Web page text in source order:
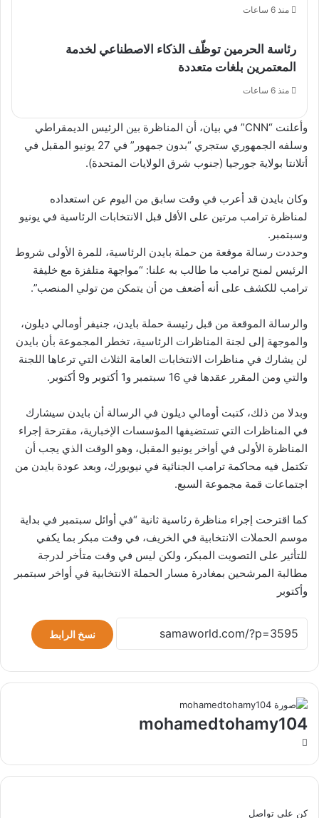
منذ 6 ساعات
رئاسة الحرمين توظّف الذكاء الاصطناعي لخدمة
المعتمرين بلغات متعددة
منذ 6 ساعات
وأعلنت “CNN” في بيان، أن المناظرة بين الرئيس الديمقراطي
وسلفه الجمهوري ستجري “بدون جمهور” في 27 يونيو المقبل في
أتلانتا بولاية جورجيا (جنوب شرق الولايات المتحدة).
وكان بايدن قد أعرب في وقت سابق من اليوم عن استعداده
لمناظرة ترامب مرتين على الأقل قبل الانتخابات الرئاسية في يونيو
وسبتمبر.
وحددت رسالة موقعة من حملة بايدن الرئاسية، للمرة الأولى شروط
الرئيس لمنح ترامب ما طالب به علنا: “مواجهة متلفزة مع خليفة
ترامب للكشف على أنه أضعف من أن يتمكن من تولي المنصب”.
والرسالة الموقعة من قبل رئيسة حملة بايدن، جنيفر أومالي ديلون،
والموجهة إلى لجنة المناظرات الرئاسية، تخطر المجموعة بأن بايدن
لن يشارك في مناظرات الانتخابات العامة الثلاث التي ترعاها اللجنة
والتي ومن المقرر عقدها في 16 سبتمبر و1 أكتوبر و9 أكتوبر.
وبدلا من ذلك، كتبت أومالي ديلون في الرسالة أن بايدن سيشارك
في المناظرات التي تستضيفها المؤسسات الإخبارية، مقترحة إجراء
المناظرة الأولى في أواخر يونيو المقبل، وهو الوقت الذي يجب أن
تكتمل فيه محاكمة ترامب الجنائية في نيويورك، وبعد عودة بايدن من
اجتماعات قمة مجموعة السبع.
كما اقترحت إجراء مناظرة رئاسية ثانية “في أوائل سبتمبر في بداية
موسم الحملات الانتخابية في الخريف، في وقت مبكر بما يكفي
للتأثير على التصويت المبكر، ولكن ليس في وقت متأخر لدرجة
مطالبة المرشحين بمغادرة مسار الحملة الانتخابية في أواخر سبتمبر
وأكتوبر
نسخ الرابط
mohamedtohamy104
كن على تواصل